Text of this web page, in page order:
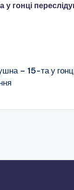
гонці
– 15-та у